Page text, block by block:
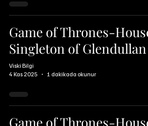
Game of Thrones-
Singleton of
Viski Bilgi
4 Kas 2025
1 dakikada okunur
Game of Thrones-